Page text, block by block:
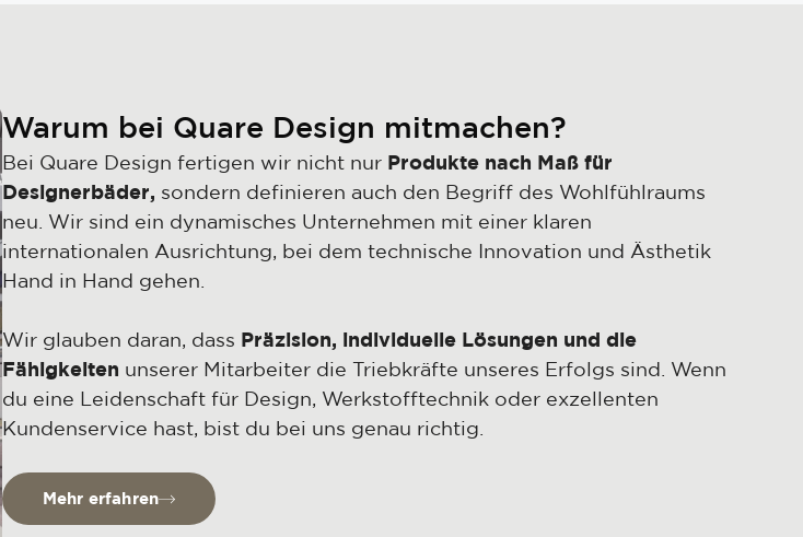
Warum bei Quare Design mitmachen?
Bei Quare Design fertigen wir nicht nur Produkte nach Maß für
Designerbäder, sondern definieren auch den Begriff des Wohlfühlraums
neu. Wir sind ein dynamisches Unternehmen mit einer klaren
internationalen Ausrichtung, bei dem technische Innovation und Ästhetik
Hand in Hand gehen.
Wir glauben daran, dass Präzision, individuelle Lösungen und die
Fähigkeiten unserer Mitarbeiter die Triebkräfte unseres Erfolgs sind. Wenn
du eine Leidenschaft für Design, Werkstofftechnik oder exzellenten
Kundenservice hast, bist du bei uns genau richtig.
Mehr erfahren